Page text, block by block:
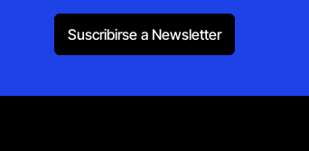
Suscribirse a Newsletter